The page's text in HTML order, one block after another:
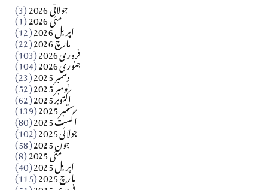
جولائی 2026 (3) مئی 2026 (1) اپریل 2026 (12) مارچ 2026 (22) فروری 2026 (103) جنوری 2026 (104) دسمبر 2025 (23) نومبر 2025 (52) اکتوبر 2025 (62) ستمبر 2025 (139) اگست 2025 (80) جولائی 2025 (102) جون 2025 (58) مئی 2025 (8) اپریل 2025 (40) مارچ 2025 (115)